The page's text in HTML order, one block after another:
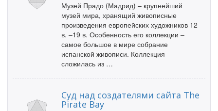
Музей Прадо (Мадрид) – крупнейший
музей мира, хранящий живописные
произведения европейских художников 12
в. –19 в. Особенность его коллекции –
самое большое в мире собрание
испанской живописи. Коллекция
сложилась из …
Суд над создателями сайта The
Pirate Bay